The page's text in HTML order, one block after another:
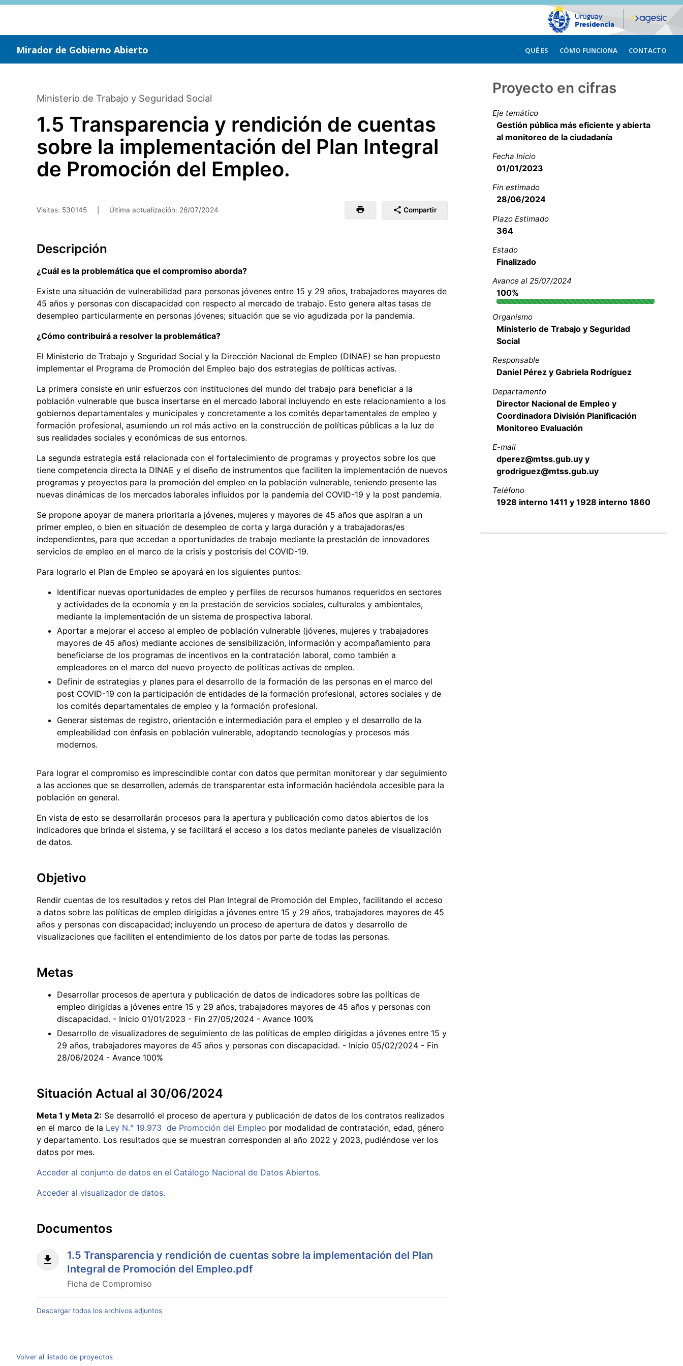
Saltar
Mirador de Gobierno Abierto QUÉ ES CÓMO FUNCIONA CONTACTO
Ministerio de Trabajo y Seguridad Social
1.5 Transparencia y rendición de cuentas
sobre la implementación del Plan Integral
de Promoción del Empleo.
Visitas: 530145 Última actualización: 26/07/2024 Compartir
Descripción
¿Cuál es la problemática que el compromiso aborda?
Existe una situación de vulnerabilidad para personas jóvenes entre 15 y 29 años, trabajadores mayores de
45 años y personas con discapacidad con respecto al mercado de trabajo. Esto genera altas tasas de
desempleo particularmente en personas jóvenes; situación que se vio agudizada por la pandemia.
¿Cómo contribuirá a resolver la problemática?
El Ministerio de Trabajo y Seguridad Social y la Dirección Nacional de Empleo (DINAE) se han propuesto
implementar el Programa de Promoción del Empleo bajo dos estrategias de políticas activas.
La primera consiste en unir esfuerzos con instituciones del mundo del trabajo para beneficiar a la
población vulnerable que busca insertarse en el mercado laboral incluyendo en este relacionamiento a los
gobiernos departamentales y municipales y concretamente a los comités departamentales de empleo y
formación profesional, asumiendo un rol más activo en la construcción de políticas públicas a la luz de
sus realidades sociales y económicas de sus entornos.
La segunda estrategia está relacionada con el fortalecimiento de programas y proyectos sobre los que
tiene competencia directa la DINAE y el diseño de instrumentos que faciliten la implementación de nuevos
programas y proyectos para la promoción del empleo en la población vulnerable, teniendo presente las
nuevas dinámicas de los mercados laborales influidos por la pandemia del COVID-19 y la post pandemia.
Se propone apoyar de manera prioritaria a jóvenes, mujeres y mayores de 45 años que aspiran a un
primer empleo, o bien en situación de desempleo de corta y larga duración y a trabajadoras/es
independientes, para que accedan a oportunidades de trabajo mediante la prestación de innovadores
servicios de empleo en el marco de la crisis y postcrisis del COVID-19.
Para lograrlo el Plan de Empleo se apoyará en los siguientes puntos:
Identificar nuevas oportunidades de empleo y perfiles de recursos humanos requeridos en sectores
y actividades de la economía y en la prestación de servicios sociales, culturales y ambientales,
mediante la implementación de un sistema de prospectiva laboral.
Aportar a mejorar el acceso al empleo de población vulnerable (jóvenes, mujeres y trabajadores
mayores de 45 años) mediante acciones de sensibilización, información y acompañamiento para
beneficiarse de los programas de incentivos en la contratación laboral, como también a
empleadores en el marco del nuevo proyecto de políticas activas de empleo.
Definir de estrategias y planes para el desarrollo de la formación de las personas en el marco del
post COVID-19 con la participación de entidades de la formación profesional, actores sociales y de
los comités departamentales de empleo y la formación profesional.
Generar sistemas de registro, orientación e intermediación para el empleo y el desarrollo de la
empleabilidad con énfasis en población vulnerable, adoptando tecnologías y procesos más
modernos.
Para lograr el compromiso es imprescindible contar con datos que permitan monitorear y dar seguimiento
a las acciones que se desarrollen, además de transparentar esta información haciéndola accesible para la
población en general.
En vista de esto se desarrollarán procesos para la apertura y publicación como datos abiertos de los
indicadores que brinda el sistema, y se facilitará el acceso a los datos mediante paneles de visualización
de datos.
Objetivo
Rendir cuentas de los resultados y retos del Plan Integral de Promoción del Empleo, facilitando el acceso
a datos sobre las políticas de empleo dirigidas a jóvenes entre 15 y 29 años, trabajadores mayores de 45
años y personas con discapacidad; incluyendo un proceso de apertura de datos y desarrollo de
visualizaciones que faciliten el entendimiento de los datos por parte de todas las personas.
Metas
Desarrollar procesos de apertura y publicación de datos de indicadores sobre las políticas de
empleo dirigidas a jóvenes entre 15 y 29 años, trabajadores mayores de 45 años y personas con
discapacidad. - Inicio 01/01/2023 - Fin 27/05/2024 - Avance 100%
Desarrollo de visualizadores de seguimiento de las políticas de empleo dirigidas a jóvenes entre 15 y
29 años, trabajadores mayores de 45 años y personas con discapacidad. - Inicio 05/02/2024 - Fin
28/06/2024 - Avance 100%
Situación Actual al 30/06/2024
Meta 1 y Meta 2: Se desarrolló el proceso de apertura y publicación de datos de los contratos realizados
en el marco de la Ley N.° 19.973 de Promoción del Empleo por modalidad de contratación, edad, género
y departamento. Los resultados que se muestran corresponden al año 2022 y 2023, pudiéndose ver los
datos por mes.
Acceder al conjunto de datos en el Catálogo Nacional de Datos Abiertos.
Acceder al visualizador de datos.
Documentos
1.5 Transparencia y rendición de cuentas sobre la implementación del Plan
Integral de Promoción del Empleo.pdf
Ficha de Compromiso
Descargar todos los archivos adjuntos
Proyecto en cifras
Eje temático
Gestión pública más eficiente y abierta
al monitoreo de la ciudadanía
Fecha Inicio
01/01/2023
Fin estimado
28/06/2024
Plazo Estimado
364
Estado
Finalizado
Avance al 25/07/2024
100%
Organismo
Ministerio de Trabajo y Seguridad
Social
Responsable
Daniel Pérez y Gabriela Rodríguez
Departamento
Director Nacional de Empleo y
Coordinadora División Planificación
Monitoreo Evaluación
E-mail
dperez@mtss.gub.uy y
grodriguez@mtss.gub.uy
Teléfono
1928 interno 1411 y 1928 interno 1860
Volver al listado de proyectos